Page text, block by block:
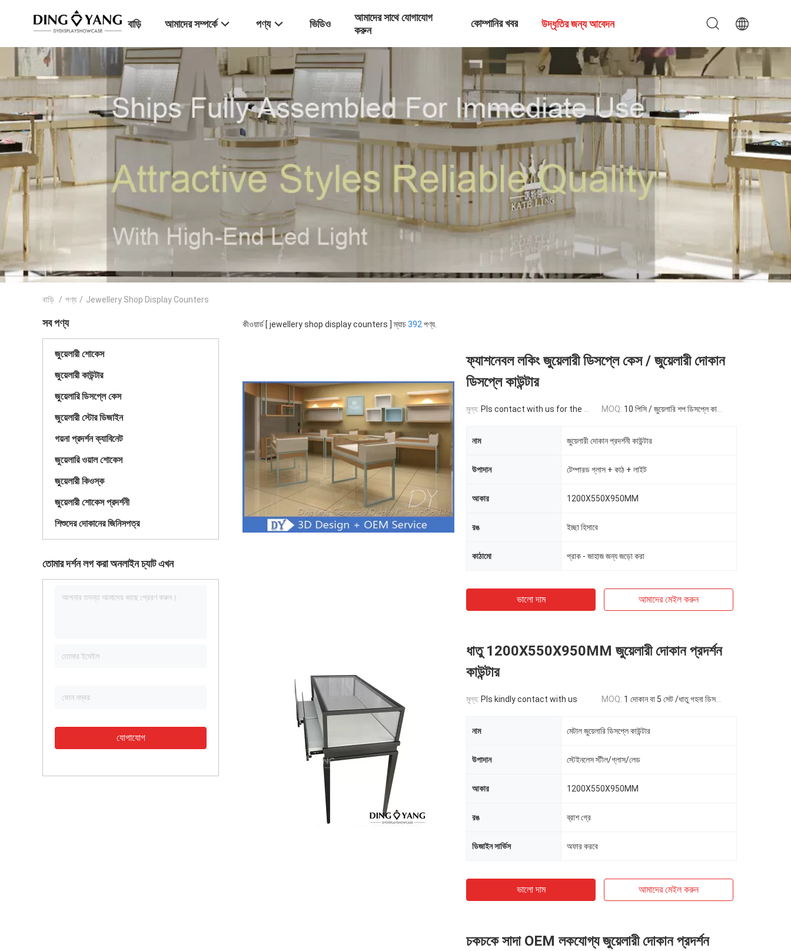
বাড়ি আমাদের সম্পর্কে পণ্য ভিডিও
আমাদের সাথে যোগাযোগ
করুন
কোম্পানির খবর উদ্ধৃতির জন্য আবেদন
বাড়ি / পণ্য / Jewellery Shop Display Counters
সব পণ্য
জুয়েলারী শোকেস
জুয়েলারী কাউন্টার
জুয়েলারি ডিসপ্লে কেস
জুয়েলারী স্টোর ডিজাইন
গয়না প্রদর্শন ক্যাবিনেট
জুয়েলারি ওয়াল শোকেস
জুয়েলারী কিওস্ক
জুয়েলারী শোকেস প্রদর্শনী
শিশুদের দোকানের জিনিসপত্র
তোমার দর্শন লগ করা অনলাইন চ্যাট এখন
যোগাযোগ
কীওয়ার্ড [ jewellery shop display counters ] ম্যাচ392 পণ্য.
ফ্যাশনেবল লকিং জুয়েলারী ডিসপ্লে কেস / জুয়েলারী দোকান
ডিসপ্লে কাউন্টার
মূল্য: Pls contact with us for the price information MOQ: 10 পিসি / জুয়েলারি শপ ডিসপ্লে কাউন্টার
নাম জুয়েলারী দোকান প্রদর্শনী কাউন্টার
উপাদান টেম্পারড গ্লাস + কাঠ + লাইট
আকার 1200X550X950MM
রঙ ইচ্ছা হিসাবে
কাঠামো প্রাক - জাহাজ জন্য জড়ো করা
ভালো দাম আমাদের মেইল ​​করুন
ধাতু 1200X550X950MM জুয়েলারী দোকান প্রদর্শন
কাউন্টার
মূল্য: Pls kindly contact with us MOQ: 1 দোকান বা 5 সেট /ধাতু গহনা ডিসপ্লে কাউন্টার
নাম মেটাল জুয়েলারি ডিসপ্লে কাউন্টার
উপাদান স্টেইনলেস স্টীল/গ্লাস/লেড
আকার 1200X550X950MM
রঙ ব্রাশ গ্রে
ডিজাইন সার্ভিস অফার করবে
ভালো দাম আমাদের মেইল ​​করুন
চকচকে সাদা OEM লকযোগ্য জুয়েলারী দোকান প্রদর্শন